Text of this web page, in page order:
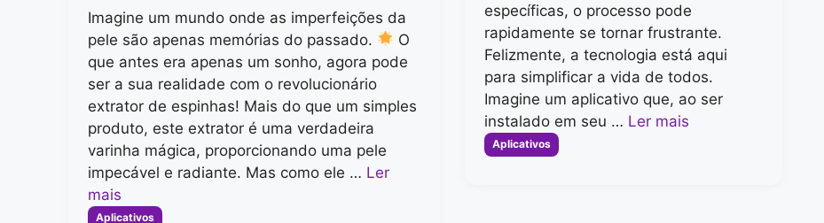
Imagine um mundo onde as imperfeições da
pele são apenas memórias do passado.
O
que antes era apenas um sonho, agora pode
ser a sua realidade com o revolucionário
extrator de espinhas! Mais do que um simples
produto, este extrator é uma verdadeira
varinha mágica, proporcionando uma pele
impecável e radiante. Mas como ele … Ler
mais
Categorias
Aplicativos
específicas, o processo pode
rapidamente se tornar frustrante.
Felizmente, a tecnologia está aqui
para simplificar a vida de todos.
Imagine um aplicativo que, ao ser
instalado em seu … Ler mais
Categorias
Aplicativos